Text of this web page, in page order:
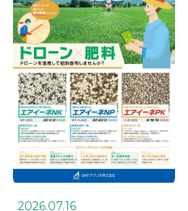
2026.07.16